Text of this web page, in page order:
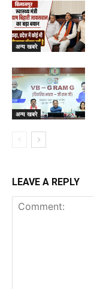
अन्य खबरे
अन्य खबरे
LEAVE A REPLY